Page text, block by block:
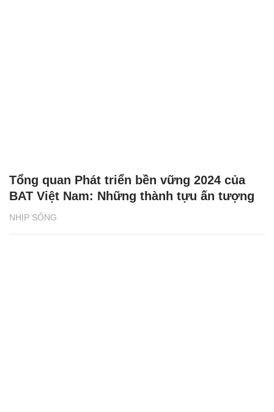
NHỊP SỐNG
Tổng quan Phát triển bền vững 2024 của
BAT Việt Nam: Những thành tựu ấn tượng